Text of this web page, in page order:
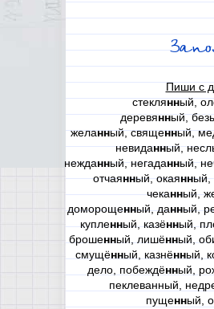
Пиши с
стеклянный,
деревянный,
желанный, священный,
невиданный,
нежданный, негаданный,
отчаянный, окаянный,
чеканный,
доморощенный, данный,
купленный, казённый,
брошенный, лишённый,
смущённый, казнённый,
дело, побеждённый,
пеклеванный,
пущенный,